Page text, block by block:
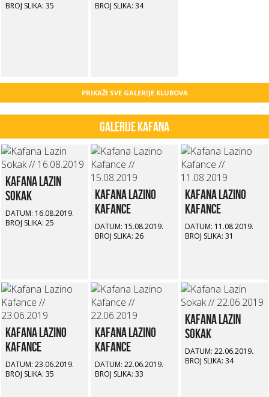
BROJ SLIKA: 35
BROJ SLIKA: 34
PRIKAŽI SVE GALERIJE KLUBOVA
Galerije kafana
Kafana Lazin
Sokak
DATUM: 16.08.2019.
BROJ SLIKA: 25
Kafana Lazino
Kafance
DATUM: 15.08.2019.
BROJ SLIKA: 26
Kafana Lazino
Kafance
DATUM: 11.08.2019.
BROJ SLIKA: 31
Kafana Lazino
Kafance
DATUM: 23.06.2019.
BROJ SLIKA: 35
Kafana Lazino
Kafance
DATUM: 22.06.2019.
BROJ SLIKA: 33
Kafana Lazin
Sokak
DATUM: 22.06.2019.
BROJ SLIKA: 34